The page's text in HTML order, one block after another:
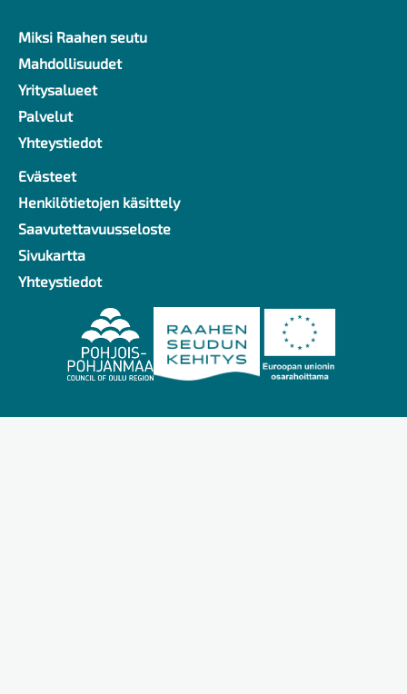
Ylävalikko
Miksi Raahen seutu
Mahdollisuudet
Yritysalueet
Palvelut
Yhteystiedot
Alavalikko
Evästeet
Henkilötietojen käsittely
Saavutettavuusseloste
Sivukartta
Yhteystiedot